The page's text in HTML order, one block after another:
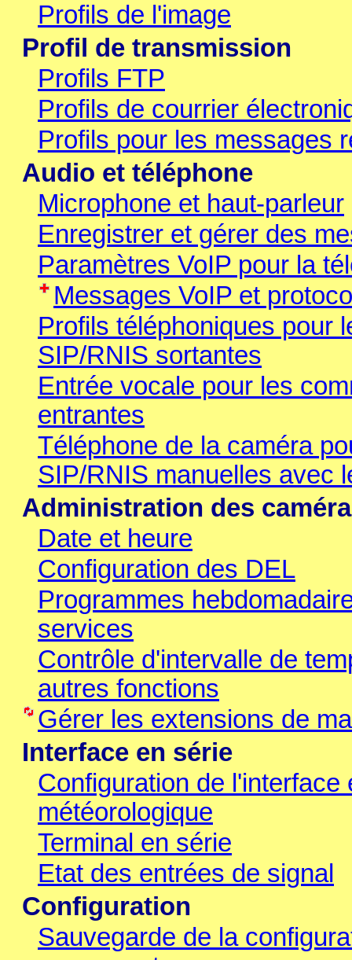
Profils de l'image
Profil de transmission
Profils FTP
Profils de courrier
Profils pour les messages
Audio et téléphone
Microphone et haut-parleur
Enregistrer et gérer des
Paramètres VoIP pour la
Messages VoIP et
Profils téléphoniques pour
SIP/RNIS sortantes
Entrée vocale pour les
entrantes
Téléphone de la caméra
SIP/RNIS manuelles avec
Administration des
Date et heure
Configuration des DEL
Programmes
services
Contrôle d'intervalle de
autres fonctions
Gérer les extensions de
Interface en série
Configuration de
météorologique
Terminal en série
Etat des entrées de signal
Configuration
Sauvegarde de la